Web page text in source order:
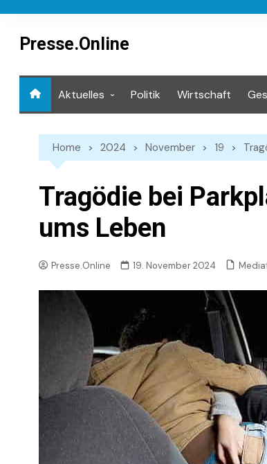
contentPresse.Online
Aktuelles Politik Wirtschaft
Home 2024 November 19
Tragödie bei
ums Leben
Presse.Online 19. November 2024